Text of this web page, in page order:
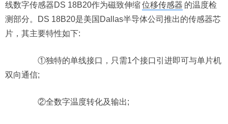
线数字传感器DS 18B20作为磁致伸缩位移传感器 的温度检
测部分。DS 18B20是美国Dallas半导体公司推出的传感器芯
片，其主要特性如下:
①独特的单线接口，只需1个接口引进即可与单片机
双向通信;
②全数字温度转化及输出;